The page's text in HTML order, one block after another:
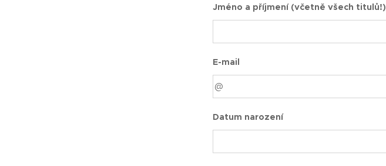
Jméno a příjmení (včetně všech titulů!)
E-mail
Datum narození